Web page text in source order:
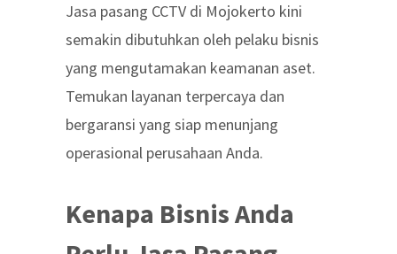
Jasa pasang CCTV di Mojokerto kini
semakin dibutuhkan oleh pelaku bisnis
yang mengutamakan keamanan aset.
Temukan layanan terpercaya dan
bergaransi yang siap menunjang
operasional perusahaan Anda.
Kenapa Bisnis Anda